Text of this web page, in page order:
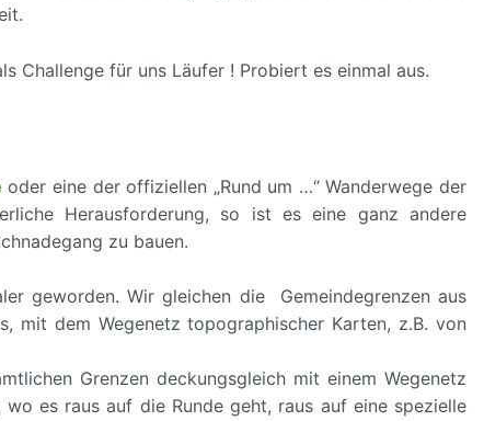
Challenge für uns Läufer ! Probiert es einmal aus.
oder eine der offiziellen „Rund um …“ Wanderwege der
Herausforderung, so ist es eine ganz andere
zu bauen.
geworden. Wir gleichen die Gemeindegrenzen aus
mit dem Wegenetz topographischer Karten, z.B. von
Grenzen deckungsgleich mit einem Wegenetz
es raus auf die Runde geht, raus auf eine spezielle